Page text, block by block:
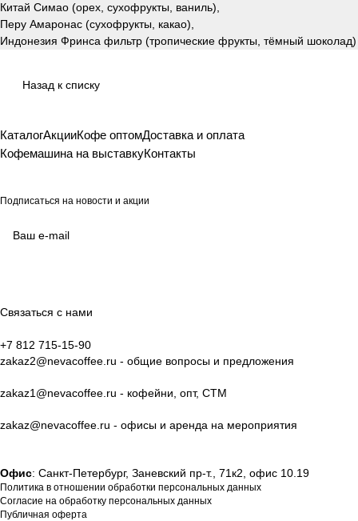
Китай Симао (орех, сухофрукты, ваниль),
Перу Амаронас (сухофрукты, какао),
Индонезия Фринса фильтр (тропические фрукты, тёмный шоколад)
Назад к списку
КаталогАкцииКофе оптомДоставка и оплата
Кофемашина на выставкуКонтакты
Подписаться на новости и акции
Связаться с нами
+7 812 715-15-90
zakaz2@nevacoffee.ru - общие вопросы и предложения
zakaz1@nevacoffee.ru - кофейни, опт, СТМ
zakaz@nevacoffee.ru - офисы и аренда на мероприятия
Офис: Санкт-Петербург, Заневский пр-т., 71к2, офис 10.19
Политика в отношении обработки персональных данных
Согласие на обработку персональных данных
Публичная оферта